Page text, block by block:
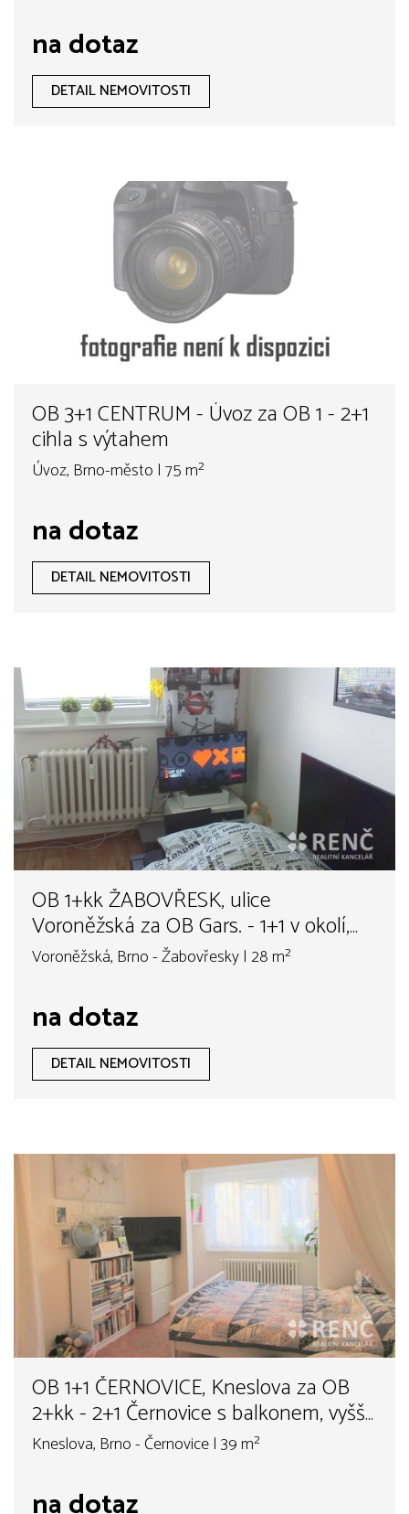
na dotaz
DETAIL NEMOVITOSTI
OB 3+1 CENTRUM - Úvoz za OB 1 - 2+1
cihla s výtahem
Úvoz, Brno-město | 75 m²
na dotaz
DETAIL NEMOVITOSTI
OB 1+kk ŽABOVŘESK, ulice
Voroněžská za OB Gars. - 1+1 v okolí,
pouze cihlový dům
Voroněžská, Brno - Žabovřesky | 28 m²
na dotaz
DETAIL NEMOVITOSTI
OB 1+1 ČERNOVICE, Kneslova za OB
2+kk - 2+1 Černovice s balkonem, vyšší
patro s výtahem
Kneslova, Brno - Černovice | 39 m²
na dotaz